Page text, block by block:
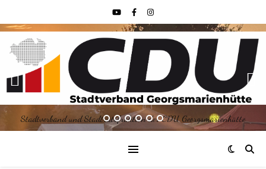
Stadtverband und Stadtratsfraktion der CDU Georgsmarienhütte